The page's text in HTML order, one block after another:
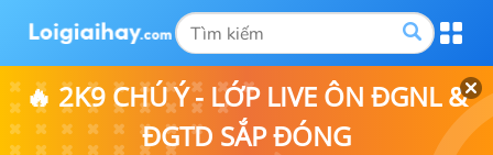
🔥 2K9 CHÚ Ý - LỚP LIVE ÔN ĐGNL &
ĐGTD SẮP ĐÓNG